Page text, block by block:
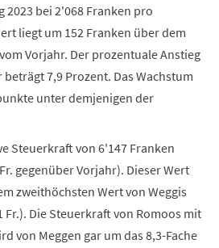
bei 2'068 Franken pro
liegt um 152 Franken über dem
Vorjahr. Der prozentuale Anstieg
7,9 Prozent. Das Wachstum
unter demjenigen der
Steuerkraft von 6'147 Franken
gegenüber Vorjahr). Dieser Wert
zweithöchsten Wert von Weggis
Fr.). Die Steuerkraft von Romoos mit
von Meggen gar um das 8,3-Fache